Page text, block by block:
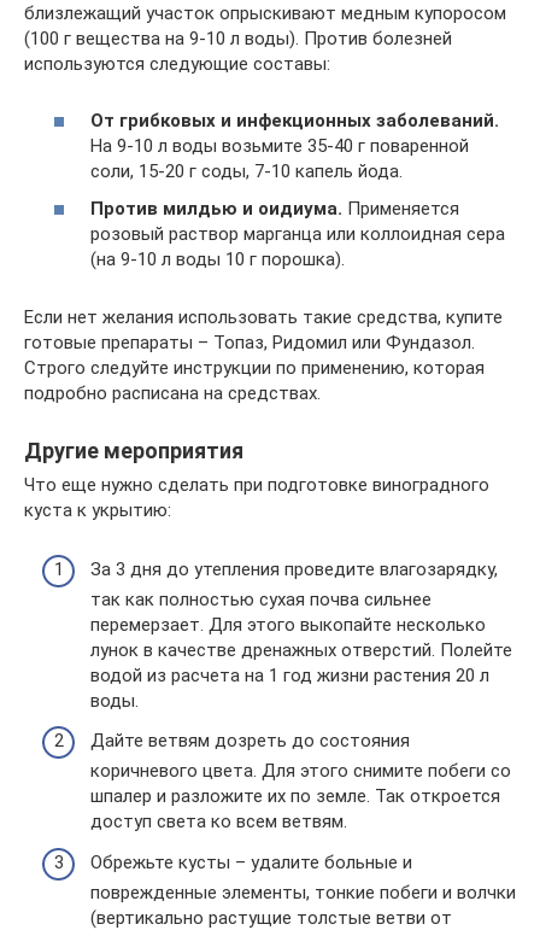
близлежащий участок опрыскивают медным купоросом
(100 г вещества на 9-10 л воды). Против болезней
используются следующие составы:
От грибковых и инфекционных заболеваний.
На 9-10 л воды возьмите 35-40 г поваренной
соли, 15-20 г соды, 7-10 капель йода.
Против милдью и оидиума. Применяется
розовый раствор марганца или коллоидная сера
(на 9-10 л воды 10 г порошка).
Если нет желания использовать такие средства, купите
готовые препараты – Топаз, Ридомил или Фундазол.
Строго следуйте инструкции по применению, которая
подробно расписана на средствах.
Другие мероприятия
Что еще нужно сделать при подготовке виноградного
куста к укрытию:
За 3 дня до утепления проведите влагозарядку,
так как полностью сухая почва сильнее
перемерзает. Для этого выкопайте несколько
лунок в качестве дренажных отверстий. Полейте
водой из расчета на 1 год жизни растения 20 л
воды.
Дайте ветвям дозреть до состояния
коричневого цвета. Для этого снимите побеги со
шпалер и разложите их по земле. Так откроется
доступ света ко всем ветвям.
Обрежьте кусты – удалите больные и
поврежденные элементы, тонкие побеги и волчки
(вертикально растущие толстые ветви от